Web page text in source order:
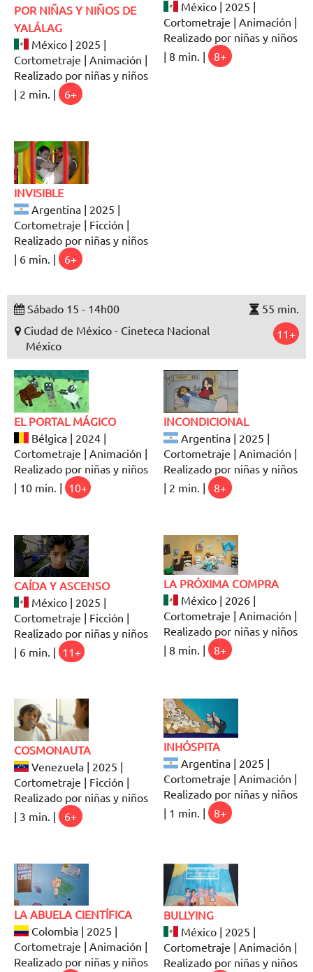
POR NIÑAS Y NIÑOS DE
YALÁLAG
México | 2025 |
Cortometraje | Animación |
Realizado por niñas y niños
| 2 min. |
6+
México | 2025 |
Cortometraje | Animación |
Realizado por niñas y niños
| 8 min. |
8+
INVISIBLE
Argentina | 2025 |
Cortometraje | Ficción |
Realizado por niñas y niños
| 6 min. |
6+
Sábado 15 - 14h00
55 min.
Ciudad de México - Cineteca Nacional
México
11+
EL PORTAL MÁGICO
Bélgica | 2024 |
Cortometraje | Animación |
Realizado por niñas y niños
| 10 min. | 10+
INCONDICIONAL
Argentina | 2025 |
Cortometraje | Animación |
Realizado por niñas y niños
| 2 min. |
8+
CAÍDA Y ASCENSO
México | 2025 |
Cortometraje | Ficción |
Realizado por niñas y niños
| 6 min. | 11+
LA PRÓXIMA COMPRA
México | 2026 |
Cortometraje | Animación |
Realizado por niñas y niños
| 8 min. |
8+
COSMONAUTA
Venezuela | 2025 |
Cortometraje | Ficción |
Realizado por niñas y niños
| 3 min. |
6+
INHÓSPITA
Argentina | 2025 |
Cortometraje | Animación |
Realizado por niñas y niños
| 1 min. |
8+
LA ABUELA CIENTÍFICA
Colombia | 2025 |
Cortometraje | Animación |
Realizado por niñas y niños
BULLYING
México | 2025 |
Cortometraje | Animación |
Realizado por niñas y niños